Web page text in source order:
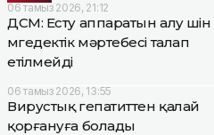
06 тамыз 2026, 21:12
ДСМ: Есту аппаратын алу үшін
мүгедектік мәртебесі талап
етілмейді
06 тамыз 2026, 13:55
Вирустық гепатиттен қалай
қорғануға болады